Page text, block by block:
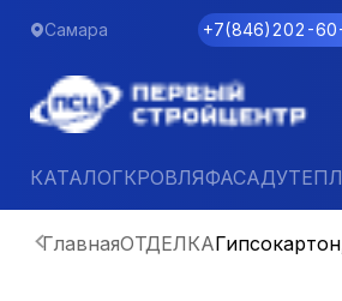
Самара +7(846)202-
КАТАЛОГКРОВЛЯФАСАД
ГлавнаяОТДЕЛКА